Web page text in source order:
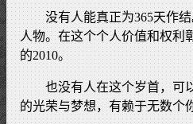
没有人能真正为365天作
人物。在这个个人价值和权利
的2010。
也没有人在这个岁首，可
的光荣与梦想，有赖于无数个